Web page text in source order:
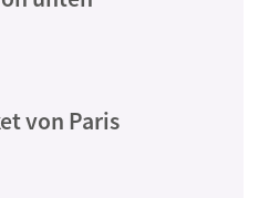
von Paris